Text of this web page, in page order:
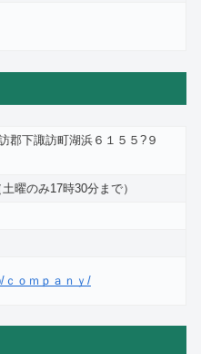
郡下諏訪町湖浜６１５５?９
曜のみ17時30分まで）
ｏｍｐａｎｙ/